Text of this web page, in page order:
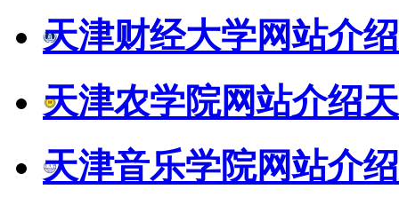
天津财经大学网站介绍
天津农学院网站介绍
天津音乐学院网站介绍